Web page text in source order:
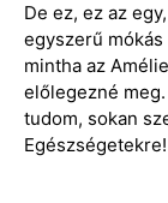
De ez, ez az
egyszerű
mintha az
előlegezné
tudom, sokan
Egészségetekre!